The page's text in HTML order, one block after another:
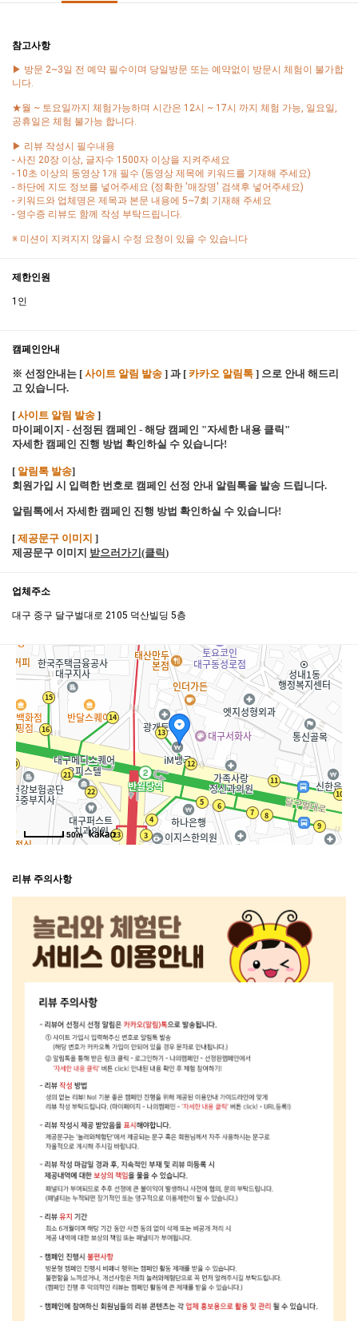
참고사항
▶ 방문 2~3일 전 예약 필수이며 당일방문 또는 예약없이 방문시 체험이 불가합
니다.
★월 ~ 토요일까지 체험가능하며 시간은 12시 ~ 17시 까지 체험 가능, 일요일,
공휴일은 체험 불가능 합니다.
▶ 리뷰 작성시 필수내용
- 사진 20장 이상, 글자수 1500자 이상을 지켜주세요
- 10초 이상의 동영상 1개 필수 (동영상 제목에 키워드를 기재해 주세요)
- 하단에 지도 정보를 넣어주세요 (정확한 '매장명' 검색후 넣어주세요)
- 키워드와 업체명은 제목과 본문 내용에 5~7회 기재해 주세요
- 영수증 리뷰도 함께 작성 부탁드립니다.
※ 미션이 지켜지지 않을시 수정 요청이 있을 수 있습니다
제한인원
1인
캠페인안내
※ 선정안내는 [ 사이트 알림 발송 ] 과 [ 카카오 알림톡 ] 으로 안내 해드리
고 있습니다.
[ 사이트 알림 발송 ]
마이페이지 - 선정된 캠페인 - 해당 캠페인 "자세한 내용 클릭"
자세한 캠페인 진행 방법 확인하실 수 있습니다!
[ 알림톡 발송]
회원가입 시 입력한 번호로 캠페인 선정 안내 알림톡을 발송 드립니다.
알림톡에서 자세한 캠페인 진행 방법 확인하실 수 있습니다!
[ 제공문구 이미지 ]
제공문구 이미지 받으러가기(클릭 )
업체주소
대구 중구 달구벌대로 2105 덕산빌딩 5층
50m
리뷰 주의사항